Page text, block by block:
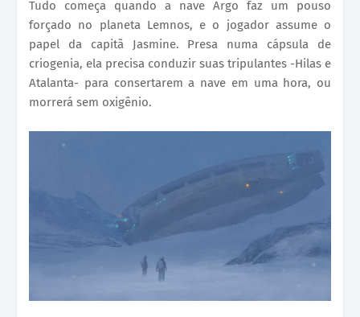
Tudo começa quando a nave Argo faz um pouso
forçado no planeta Lemnos, e o jogador assume o
papel da capitã Jasmine. Presa numa cápsula de
criogenia, ela precisa conduzir suas tripulantes -Hilas e
Atalanta- para consertarem a nave em uma hora, ou
morrerá sem oxigênio.